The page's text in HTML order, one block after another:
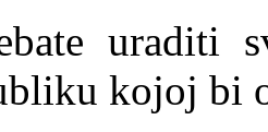
uraditi
kojoj bi